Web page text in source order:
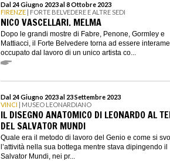
Dal 24 Giugno 2023 al 8 Ottobre 2023
FIRENZE | FORTE BELVEDERE E ALTRE SEDI
NICO VASCELLARI. MELMA
Dopo le grandi mostre di Fabre, Penone, Gormley e
Mattiacci, il Forte Belvedere torna ad essere
occupato dal lavoro di un unico artista co...
Dal 24 Giugno 2023 al 23 Settembre 2023
VINCI | MUSEO LEONARDIANO
IL DISEGNO ANATOMICO DI LEONARDO AL
DEL SALVATOR MUNDI
Quale era il metodo di lavoro del Genio e come si
l’attività nella sua bottega mentre stava dipingendo il
Salvator Mundi, nei pr...